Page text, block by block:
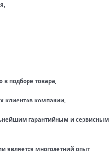
подборе товара,
клиентов компании,
гарантийным и сервисным
является многолетний опыт